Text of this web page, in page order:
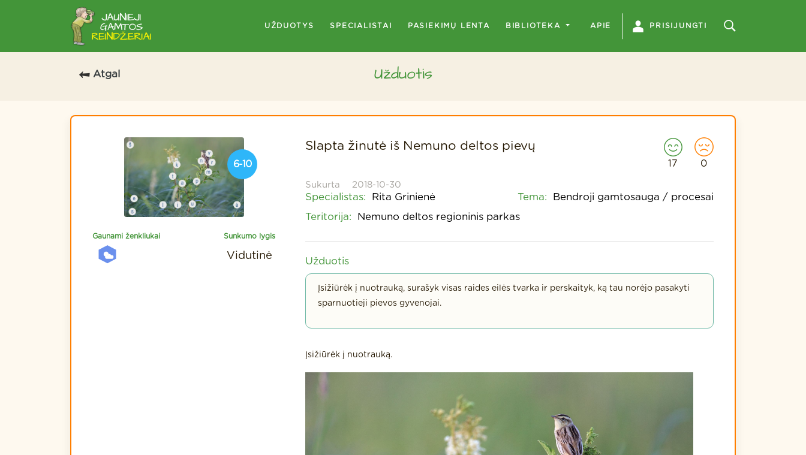
UŽDUOTYS SPECIALISTAI PASIEKIMŲ LENTA BIBLIOTEKA APIE PRISIJUNGTI
Atgal Užduotis
6-10
Gaunami ženkliukai Sunkumo lygis
Vidutinė
Slapta žinutė iš Nemuno deltos pievų
17 0
Sukurta 2018-10-30
Specialistas: Rita Grinienė Tema:
Bendroji gamtosauga / procesai
Teritorija:
Nemuno deltos regioninis parkas
Užduotis
Įsižiūrėk į nuotrauką, surašyk visas raides eilės tvarka ir perskaityk, ką tau norėjo pasakyti
sparnuotieji pievos gyvenojai.
Įsižiūrėk į nuotrauką.